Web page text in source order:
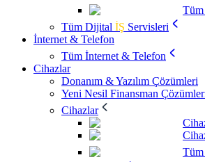
Tüm Dijital İŞ Servisleri
İnternet & Telefon
Tüm İnternet & Telefon
Cihazlar
Donanım & Yazılım Çözümleri
Yeni Nesil Finansman
Cihazlar